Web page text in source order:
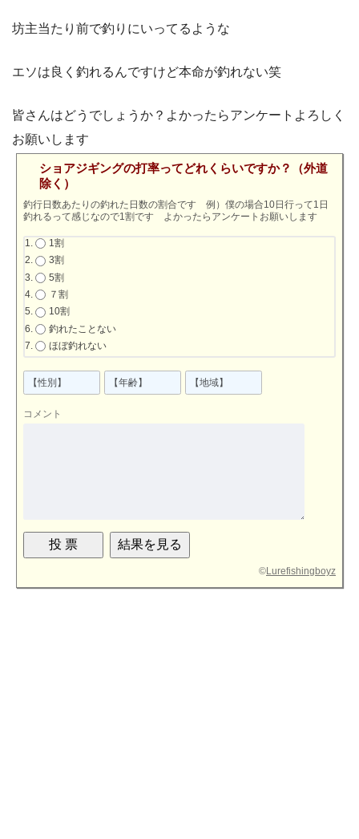
坊主当たり前で釣りにいってるような
エソは良く釣れるんですけど本命が釣れない笑
皆さんはどうでしょうか？よかったらアンケートよろしく
お願いします
ショアジギングの打率ってどれくらいですか？（外道
除く）
釣行日数あたりの釣れた日数の割合です 例）僕の場合10日行って1日
釣れるって感じなので1割です よかったらアンケートお願いします
1割
3割
5割
７割
10割
釣れたことない
ほぼ釣れない
コメント
©Lurefishingboyz